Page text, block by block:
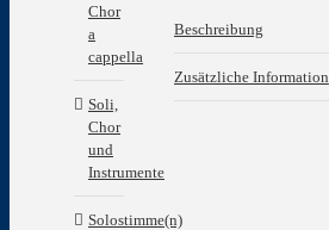
Beschreibung
Zusätzliche Information
Chor
a
cappella
Soli,
Chor
und
Instrumente
Solostimme(n)